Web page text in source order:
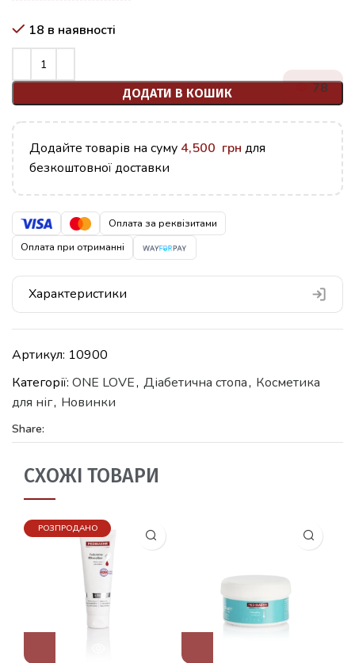
18 в наявності
ДОДАТИ В КОШИК 78
Додайте товарів на суму 4,500 грн для
безкоштовної доставки
Оплата за реквізитами
Оплата при отриманні
Характеристики
Артикул: 10900
Категорії: ONE LOVE, Діабетична стопа, Косметика
для ніг, Новинки
Share:
СХОЖІ ТОВАРИ
РОЗПРОДАНО